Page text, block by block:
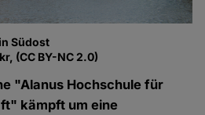
Südost
(CC BY-NC 2.0)
"Alanus Hochschule für
kämpft um eine